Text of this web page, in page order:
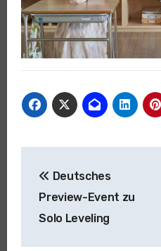
Deutsches
Preview-Event zu
Solo Leveling